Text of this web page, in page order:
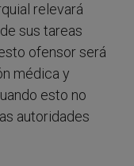
relevará
sus tareas
ofensor será
médica y
esto no
autoridades